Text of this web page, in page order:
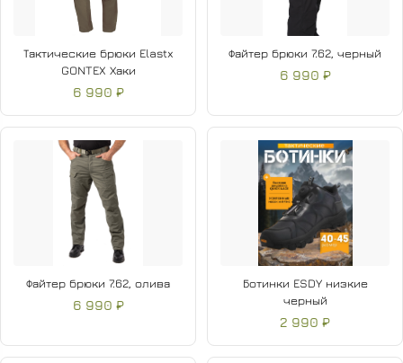
Тактические брюки Elastx
GONTEX Хаки
6 990 ₽
Файтер брюки 7.62, черный
6 990 ₽
Файтер брюки 7.62, олива
6 990 ₽
Ботинки ESDY низкие
черный
2 990 ₽